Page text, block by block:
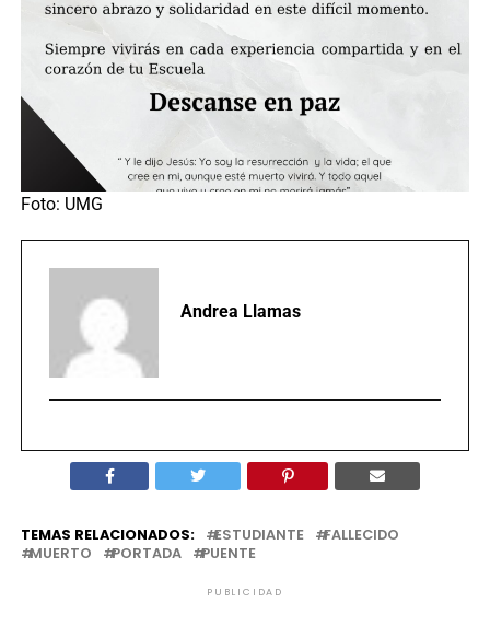
Foto: UMG
Andrea Llamas
TEMAS RELACIONADOS: ESTUDIANTE
FALLECIDO
MUERTO
PORTADA PUENTE
PUBLICIDAD